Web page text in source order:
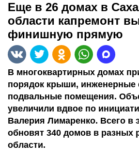
Еще в 26 домах в
области капремонт
финишную прямую
В многоквартирных домах
порядок крыши, инженерные
подвальные помещения.
увеличили вдвое по
Валерия Лимаренко. Всего в
обновят 340 домов в разных
области.